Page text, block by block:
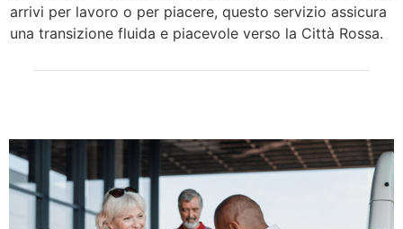
arrivi per lavoro o per piacere, questo servizio assicura
una transizione fluida e piacevole verso la Città Rossa.